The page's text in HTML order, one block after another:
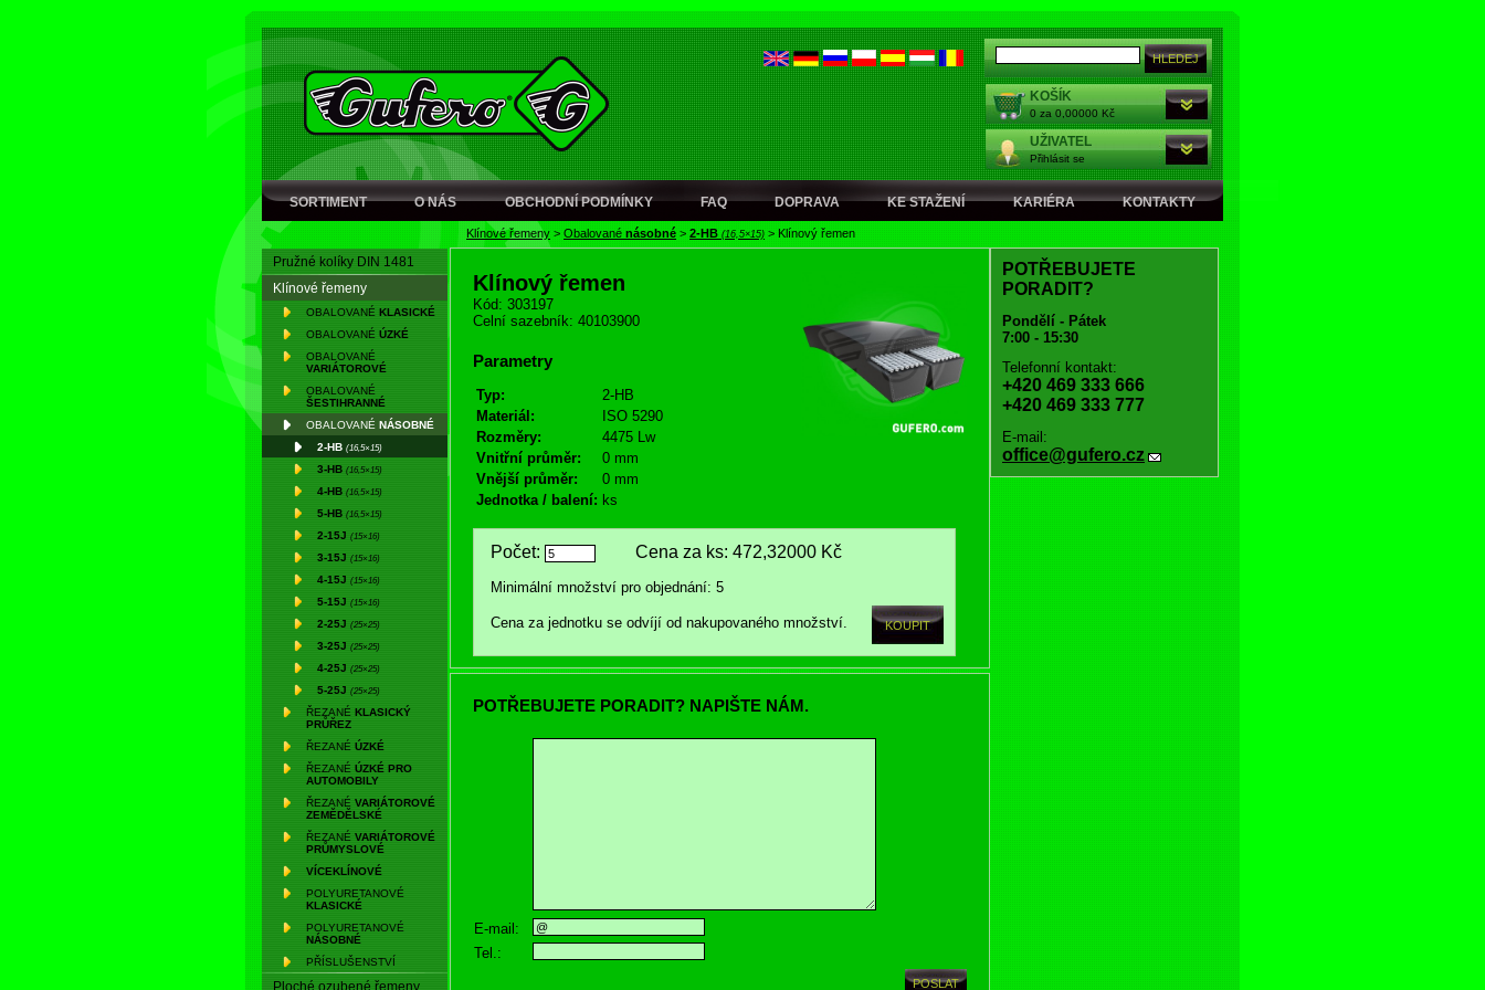
KOŠÍK
0 za 0,00000 Kč
UŽIVATEL
Přihlásit se
SORTIMENT O NÁS OBCHODNÍ PODMÍNKY FAQ DOPRAVA KE STAŽENÍ KARIÉRA KONTAKTY
Klínové řemeny > Obalované násobné > 2-HB (16,5×15) > Klínový řemen
Pružné kolíky DIN 1481
Klínové řemeny
OBALOVANÉ KLASICKÉ
OBALOVANÉ ÚZKÉ
OBALOVANÉ
VARIÁTOROVÉ
OBALOVANÉ
ŠESTIHRANNÉ
OBALOVANÉ NÁSOBNÉ
2-HB (16,5×15)
3-HB (16,5×15)
4-HB (16,5×15)
5-HB (16,5×15)
2-15J (15×16)
3-15J (15×16)
4-15J (15×16)
5-15J (15×16)
2-25J (25×25)
3-25J (25×25)
4-25J (25×25)
5-25J (25×25)
ŘEZANÉ KLASICKÝ
PRŮŘEZ
ŘEZANÉ ÚZKÉ
ŘEZANÉ ÚZKÉ PRO
AUTOMOBILY
ŘEZANÉ VARIÁTOROVÉ
ZEMĚDĚLSKÉ
ŘEZANÉ VARIÁTOROVÉ
PRŮMYSLOVÉ
VÍCEKLÍNOVÉ
POLYURETANOVÉ
KLASICKÉ
POLYURETANOVÉ
NÁSOBNÉ
PŘÍSLUŠENSTVÍ
Ploché ozubené řemeny
Klínový řemen
Kód: 303197
Celní sazebník: 40103900
Parametry
Typ:
2-HB
Materiál:
ISO 5290
Rozměry:
4475 Lw
Vnitřní průměr:
0 mm
Vnější průměr:
0 mm
Jednotka / balení: ks
Počet: Cena za ks: 472,32000 Kč
Minimální množství pro objednání: 5
Cena za jednotku se odvíjí od nakupovaného množství.
POTŘEBUJETE PORADIT? NAPIŠTE NÁM.
E-mail:
Tel.:
POTŘEBUJETE
PORADIT?
Pondělí - Pátek
7:00 - 15:30
Telefonní kontakt:
+420 469 333 666
+420 469 333 777
E-mail:
office@gufero.cz